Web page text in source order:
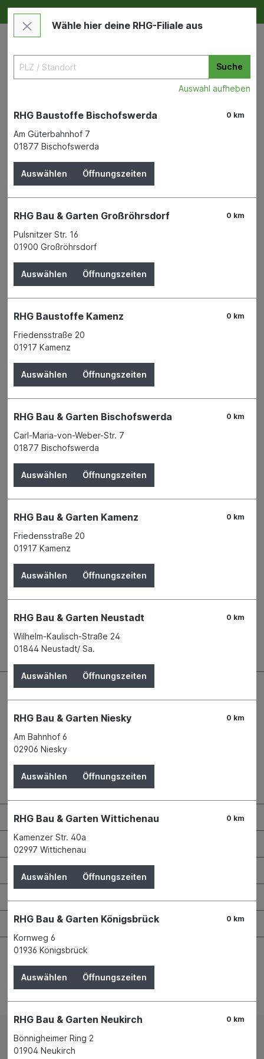
Deine RHG NEU ERLEBEN
Lüftungsgitter Edelstahl VA
Ø150
MARLEY DEUTSCHLAND GMBH
Der Preis wird erst nach Wahl einer Filiale
angezeigt.
Zum Merkzettel hinzufügen
Verfügbarkeit
Verfügbar in 5 Filialen Filiale auswählen
Produktnummer:01103176
Name
Anschrift
31515 Wunstorf
Telefon
+49 5031 53 - 0
E-Mail
info@marley.de
Beschreibung
Kontaktdaten und Öffnungszeiten
RHG Helfer
Wissenswertes
Maschinen & Werkzeuge
Garten & Landschaftsbau
Impressum
Wähle hier deine RHG-Filiale aus
Suche
Auswahl aufheben
0 km
RHG Baustoffe Bischofswerda
Am Güterbahnhof 7
01877 Bischofswerda
Auswählen Öffnungszeiten
0 km
RHG Bau & Garten Großröhrsdorf
Pulsnitzer Str. 16
01900 Großröhrsdorf
Auswählen Öffnungszeiten
0 km
RHG Baustoffe Kamenz
Friedensstraße 20
01917 Kamenz
Auswählen Öffnungszeiten
0 km
RHG Bau & Garten Bischofswerda
Carl-Maria-von-Weber-Str. 7
01877 Bischofswerda
Auswählen Öffnungszeiten
0 km
RHG Bau & Garten Kamenz
Friedensstraße 20
01917 Kamenz
Auswählen Öffnungszeiten
0 km
RHG Bau & Garten Neustadt
Wilhelm-Kaulisch-Straße 24
01844 Neustadt/ Sa.
Auswählen Öffnungszeiten
0 km
RHG Bau & Garten Niesky
Am Bahnhof 6
02906 Niesky
Auswählen Öffnungszeiten
0 km
RHG Bau & Garten Wittichenau
Kamenzer Str. 40a
02997 Wittichenau
Auswählen Öffnungszeiten
0 km
RHG Bau & Garten Königsbrück
Kornweg 6
01936 Königsbrück
Auswählen Öffnungszeiten
0 km
RHG Bau & Garten Neukirch
Bönnigheimer Ring 2
01904 Neukirch